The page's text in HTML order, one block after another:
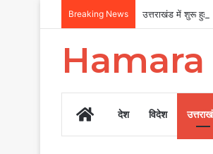
Breaking News उत्तराखंड में शुरू हुई
Homeदेश विदेश